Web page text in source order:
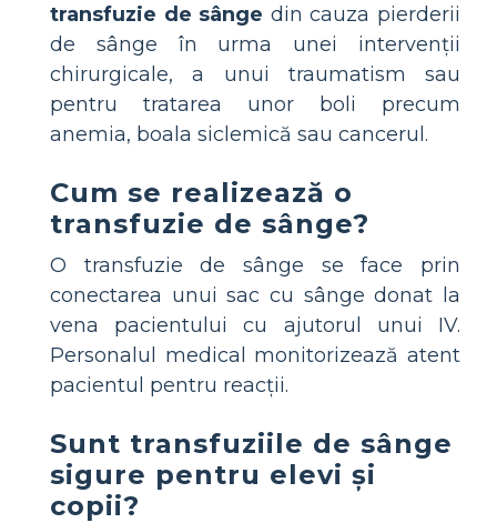
transfuzie de sânge din cauza pierderii
de sânge în urma unei intervenții
chirurgicale, a unui traumatism sau
pentru tratarea unor boli precum
anemia, boala siclemică sau cancerul.
Cum se realizează o
transfuzie de sânge?
O transfuzie de sânge se face prin
conectarea unui sac cu sânge donat la
vena pacientului cu ajutorul unui IV.
Personalul medical monitorizează atent
pacientul pentru reacții.
Sunt transfuziile de sânge
sigure pentru elevi și
copii?